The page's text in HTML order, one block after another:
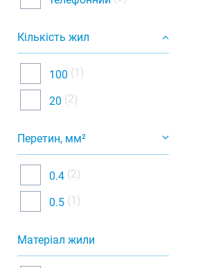
Кількість жил
100 (1)
20 (2)
Перетин, мм²
0.4 (2)
0.5 (1)
Матеріал жили